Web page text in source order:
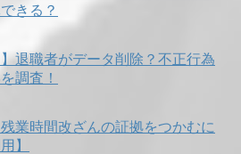
きる？
】退職者がデータ削除？不正行為
調査！
残業時間改ざんの証拠をつかむに
】